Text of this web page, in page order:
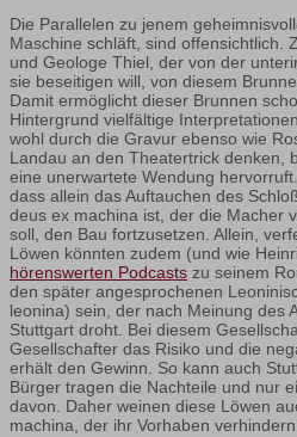
Die Parallelen zu jenem
Maschine schläft, sind offensichtlich.
und Geologe Thiel, der von der
sie beseitigen will, von diesem
Damit ermöglicht dieser Brunnen
Hintergrund vielfältige
wohl durch die Gravur ebenso wie
Landau an den Theatertrick denken,
eine unerwartete Wendung
dass allein das Auftauchen des
deus ex machina ist, der die Macher
soll, den Bau fortzusetzen. Allein,
Löwen könnten zudem (und wie
hörenswerten Podcasts zu seinem
den später angesprochenen
leonina) sein, der nach Meinung des
Stuttgart droht. Bei diesem
Gesellschafter das Risiko und die
erhält den Gewinn. So kann auch
Bürger tragen die Nachteile und nur
davon. Daher weinen diese Löwen
machina, der ihr Vorhaben